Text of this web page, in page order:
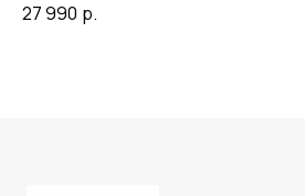
27 990 р.